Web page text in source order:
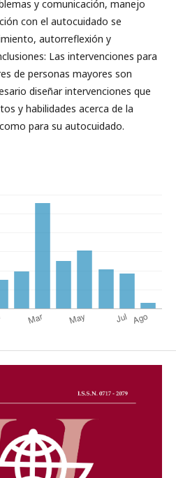
y comunicación, manejo
con el autocuidado se
autorreflexión y
Las intervenciones para
de personas mayores son
diseñar intervenciones que
y habilidades acerca de la
para su autocuidado.